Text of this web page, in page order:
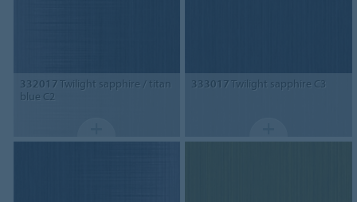
332017Twilight sapphire / titan
blue C2
333017Twilight sapphire C3